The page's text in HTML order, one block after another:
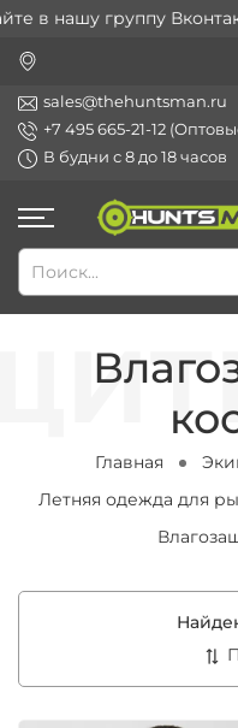
нашу группу
sales@thehuntsman.ru
+7 495 665-21-12
В будни с 8 до 18 часов
Главная
Летняя одежда для